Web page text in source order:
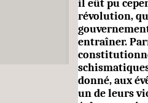
il eût pu
révolution,
entraîner.
donné, aux
un de leurs